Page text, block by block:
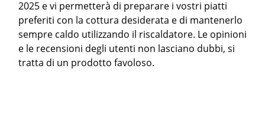
2025 e vi permetterà di preparare i vostri piatti
preferiti con la cottura desiderata e di mantenerlo
sempre caldo utilizzando il riscaldatore. Le opinioni
e le recensioni degli utenti non lasciano dubbi, si
tratta di un prodotto favoloso.